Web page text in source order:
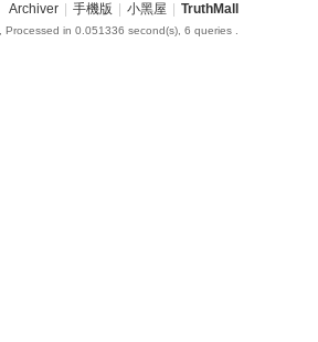
Archiver 手機版 小黑屋 TruthMall
, Processed in 0.051336 second(s), 6 queries .